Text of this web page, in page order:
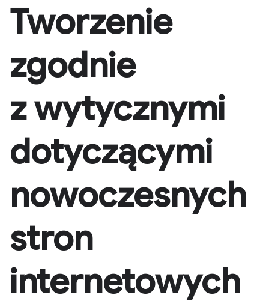
Tworzenie
zgodnie
z wytycznymi
dotyczącymi
nowoczesnych
stron
internetowych